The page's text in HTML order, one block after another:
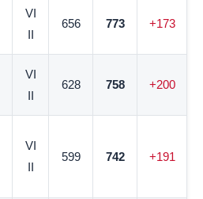
VI
II
656 773 +173
VI
II
628 758 +200
VI
II
599 742 +191